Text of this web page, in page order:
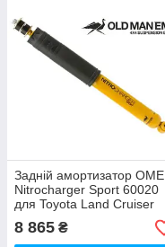
Задній амортизатор OME
Nitrocharger Sport 60020
для Toyota Land Cruiser
80/105
8 865 ₴